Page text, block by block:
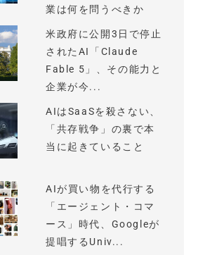
業は何を問うべきか
米政府に公開3日で停止
されたAI「Claude
Fable 5」、その能力と
企業が今...
AIはSaaSを殺さない、
「共存戦争」の裏で本
当に起きていること
AIが買い物を代行する
「エージェント・コマ
ース」時代、Googleが
提唱するUniv...